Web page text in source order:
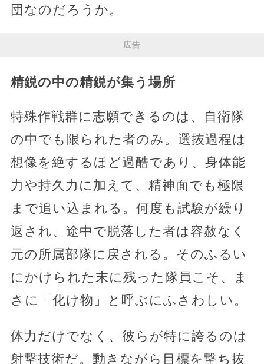
団なのだろうか。
広告
精鋭の中の精鋭が集う場所
特殊作戦群に志願できるのは、自衛隊
の中でも限られた者のみ。選抜過程は
想像を絶するほど過酷であり、身体能
力や持久力に加えて、精神面でも極限
まで追い込まれる。何度も試験が繰り
返され、途中で脱落した者は容赦なく
元の所属部隊に戻される。そのふるい
にかけられた末に残った隊員こそ、ま
さに「化け物」と呼ぶにふさわしい。
体力だけでなく、彼らが特に誇るのは
射撃技術だ。動きながら目標を撃ち抜